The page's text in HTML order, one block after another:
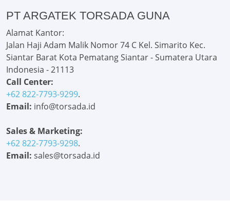
PT ARGATEK TORSADA GUNA
Alamat Kantor:
Jalan Haji Adam Malik Nomor 74 C Kel. Simarito Kec.
Siantar Barat Kota Pematang Siantar - Sumatera Utara
Indonesia - 21113
Call Center:
+62 822-7793-9299.
Email: info@torsada.id
Sales & Marketing:
+62 822-7793-9298.
Email: sales@torsada.id